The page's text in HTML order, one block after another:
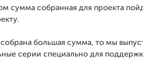
сумма собранная для проекта
собрана большая сумма, то мы
серии специально для